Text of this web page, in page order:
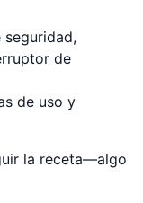
seguridad,
de
de uso y
la receta—algo